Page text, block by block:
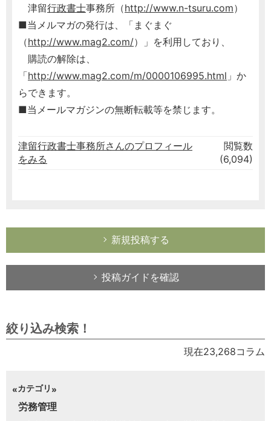
津留行政書士事務所（http://www.n-tsuru.com）
■当メルマガの発行は、「まぐまぐ
（http://www.mag2.com/）」を利用しており、
購読の解除は、
「http://www.mag2.com/m/0000106995.html 」か
らできます。
■当メールマガジンの無断転載等を禁じます。
津留行政書士事務所さんのプロフィール
をみる
閲覧数
(6,094)
新規投稿する
投稿ガイドを確認
絞り込み検索！
現在23,268コラム
カテゴリ
労務管理